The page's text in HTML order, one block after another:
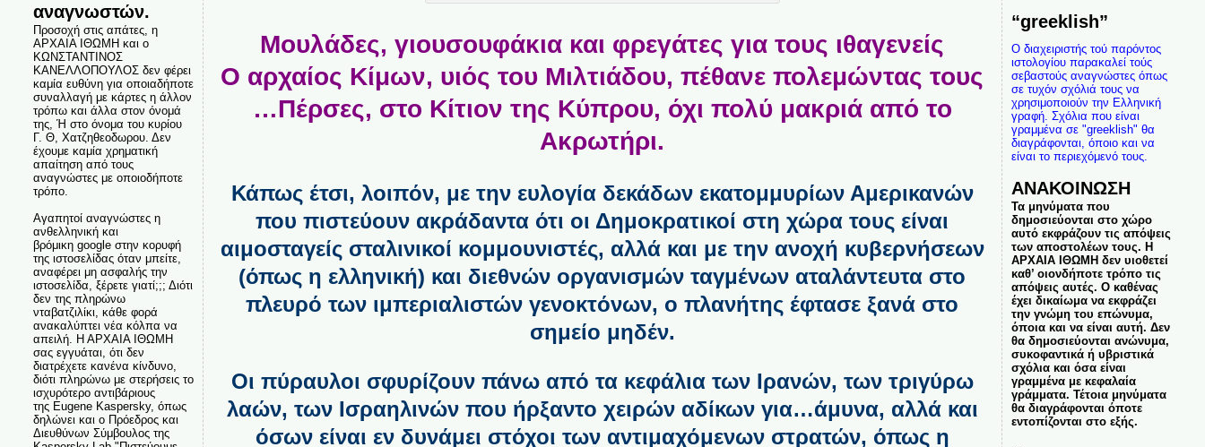
αναγνωστών.
Προσοχή στις απάτες, η
ΑΡΧΑΙΑ ΙΘΩΜΗ και ο
ΚΩΝΣΤΑΝΤΙΝΟΣ
ΚΑΝΕΛΛΟΠΟΥΛΟΣ δεν φέρει
καμία ευθύνη για οποιαδήποτε
συναλλαγή με κάρτες η άλλον
τρόπω και άλλα στον όνομά
της, Ή στο όνομα του κυρίου
Γ. Θ, Χατζηθεοδωρου. Δεν
έχουμε καμία χρηματική
απαίτηση από τους
αναγνώστες με οποιοδήποτε
τρόπο.
Αγαπητοί αναγνώστες η
ανθελληνική και
βρόμικη google στην κορυφή
της ιστοσελίδας όταν μπείτε,
αναφέρει μη ασφαλής την
ιστοσελίδα, ξέρετε γιατί;;; Διότι
δεν της πληρώνω
νταβατζιλίκι, κάθε φορά
ανακαλύπτει νέα κόλπα να
απειλή. Η ΑΡΧΑΙΑ ΙΘΩΜΗ
σας εγγυάται, ότι δεν
διατρέχετε κανένα κίνδυνο,
διότι πληρώνω με στερήσεις το
ισχυρότερο αντιβάριους
της Eugene Kaspersky, όπως
δηλώνει και ο Πρόεδρος και
Διευθύνων Σύμβουλος της
Μουλάδες, γιουσουφάκια και φρεγάτες για τους ιθαγενείς
O αρχαίος Κίμων, υιός του Μιλτιάδου, πέθανε πολεμώντας τους
…Πέρσες, στο Κίτιον της Κύπρου, όχι πολύ μακριά από το
Ακρωτήρι.
Κάπως έτσι, λοιπόν, με την ευλογία δεκάδων εκατομμυρίων Αμερικανών
που πιστεύουν ακράδαντα ότι οι Δημοκρατικοί στη χώρα τους είναι
αιμοσταγείς σταλινικοί κομμουνιστές, αλλά και με την ανοχή κυβερνήσεων
(όπως η ελληνική) και διεθνών οργανισμών ταγμένων αταλάντευτα στο
πλευρό των ιμπεριαλιστών γενοκτόνων, ο πλανήτης έφτασε ξανά στο
σημείο μηδέν.
Οι πύραυλοι σφυρίζουν πάνω από τα κεφάλια των Ιρανών, των τριγύρω
λαών, των Ισραηλινών που ήρξαντο χειρών αδίκων για…άμυνα, αλλά και
όσων είναι εν δυνάμει στόχοι των αντιμαχόμενων στρατών, όπως η
“greeklish”
Ο διαχειριστής τού παρόντος
ιστολογίου παρακαλεί τούς
σεβαστούς αναγνώστες όπως
σε τυχόν σχόλιά τους να
χρησιμοποιούν την Ελληνική
γραφή. Σχόλια που είναι
γραμμένα σε "greeklish" θα
διαγράφονται, όποιο και να
είναι το περιεχόμενό τους.
ΑΝΑΚΟΙΝΩΣΗ
Τα μηνύματα που
δημοσιεύονται στο χώρο
αυτό εκφράζουν τις απόψεις
των αποστολέων τους. Η
ΑΡΧΑΙΑ ΙΘΩΜΗ δεν υιοθετεί
καθ’ οιονδήποτε τρόπο τις
απόψεις αυτές. Ο καθένας
έχει δικαίωμα να εκφράζει
την γνώμη του επώνυμα,
όποια και να είναι αυτή. Δεν
θα δημοσιεύονται ανώνυμα,
συκοφαντικά ή υβριστικά
σχόλια και όσα είναι
γραμμένα με κεφαλαία
γράμματα. Τέτοια μηνύματα
θα διαγράφονται όποτε
εντοπίζονται στο εξής.